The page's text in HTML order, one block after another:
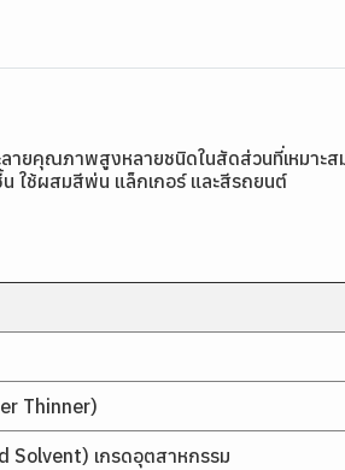
ยคุณภาพสูงหลายชนิดในสัดส่วนที่เหมาะส
ใช้ผสมสีพ่น แล็กเกอร์ และสีรถยนต์
Thinner)
Solvent) เกรดอุตสาหกรรม